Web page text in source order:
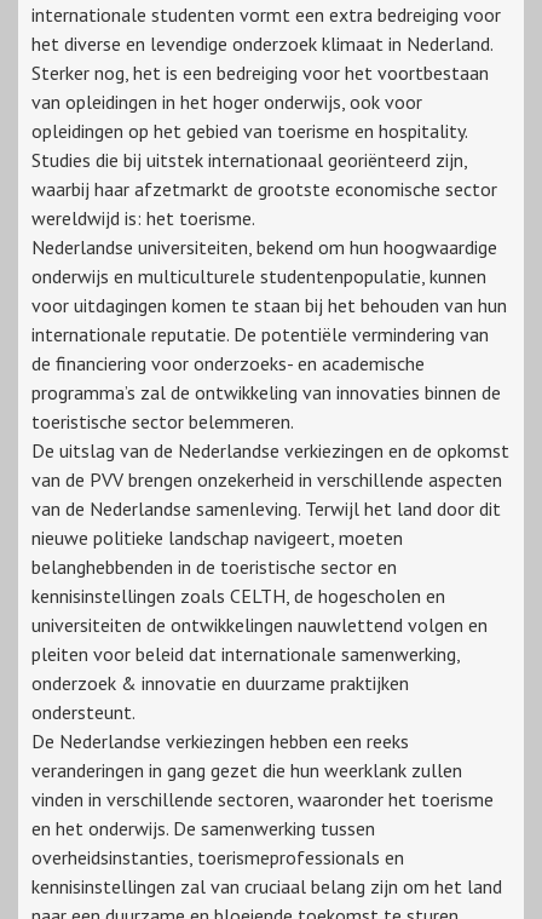
internationale studenten vormt een extra bedreiging voor
het diverse en levendige onderzoek klimaat in Nederland.
Sterker nog, het is een bedreiging voor het voortbestaan
van opleidingen in het hoger onderwijs, ook voor
opleidingen op het gebied van toerisme en hospitality.
Studies die bij uitstek internationaal georiënteerd zijn,
waarbij haar afzetmarkt de grootste economische sector
wereldwijd is: het toerisme.
Nederlandse universiteiten, bekend om hun hoogwaardige
onderwijs en multiculturele studentenpopulatie, kunnen
voor uitdagingen komen te staan bij het behouden van hun
internationale reputatie. De potentiële vermindering van
de financiering voor onderzoeks- en academische
programma’s zal de ontwikkeling van innovaties binnen de
toeristische sector belemmeren.
De uitslag van de Nederlandse verkiezingen en de opkomst
van de PVV brengen onzekerheid in verschillende aspecten
van de Nederlandse samenleving. Terwijl het land door dit
nieuwe politieke landschap navigeert, moeten
belanghebbenden in de toeristische sector en
kennisinstellingen zoals CELTH, de hogescholen en
universiteiten de ontwikkelingen nauwlettend volgen en
pleiten voor beleid dat internationale samenwerking,
onderzoek & innovatie en duurzame praktijken
ondersteunt.
De Nederlandse verkiezingen hebben een reeks
veranderingen in gang gezet die hun weerklank zullen
vinden in verschillende sectoren, waaronder het toerisme
en het onderwijs. De samenwerking tussen
overheidsinstanties, toerismeprofessionals en
kennisinstellingen zal van cruciaal belang zijn om het land